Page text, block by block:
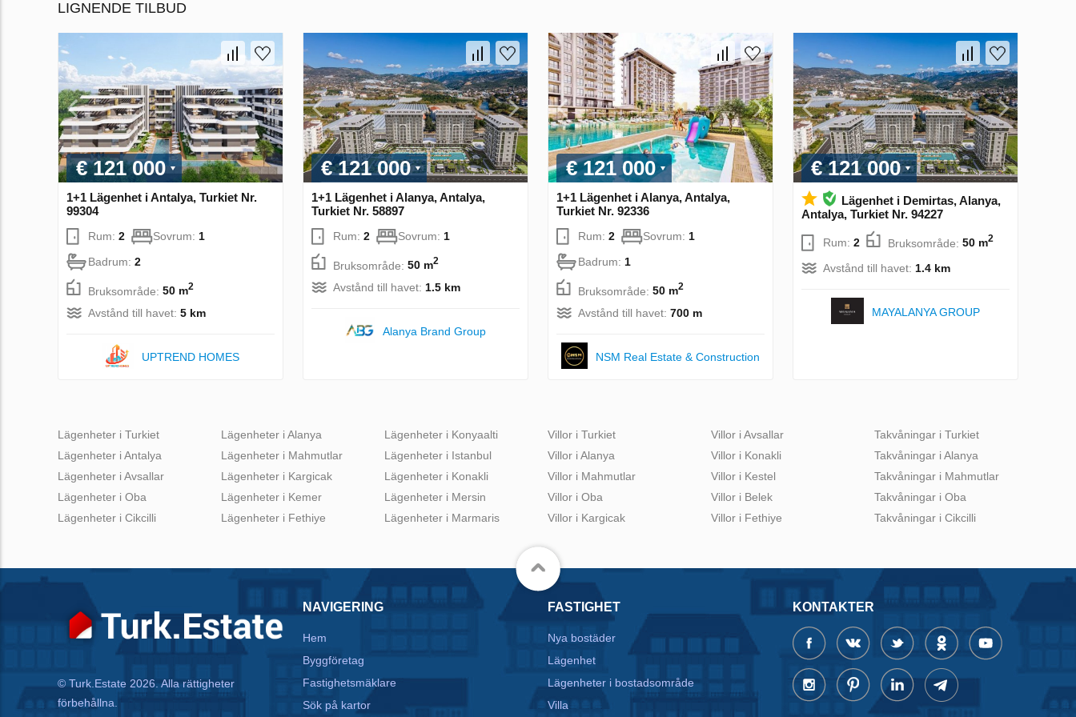
LIGNENDE TILBUD
€ 121 000
1+1 Lägenhet i Antalya, Turkiet Nr.
99304
Rum: 2 Sovrum: 1
Badrum: 2
Bruksområde: 50 m2
Avstånd till havet: 5 km
UPTREND HOMES
€ 121 000
1+1 Lägenhet i Alanya, Antalya,
Turkiet Nr. 58897
Rum: 2 Sovrum: 1
Bruksområde: 50 m2
Avstånd till havet: 1.5 km
Alanya Brand Group
€ 121 000
1+1 Lägenhet i Alanya, Antalya,
Turkiet Nr. 92336
Rum: 2 Sovrum: 1
Badrum: 1
Bruksområde: 50 m2
Avstånd till havet: 700 m
NSM Real Estate & Construction
€ 121 000
Lägenhet i Demirtas, Alanya,
Antalya, Turkiet Nr. 94227
Rum: 2 Bruksområde: 50 m2
Avstånd till havet: 1.4 km
MAYALANYA GROUP
Lägenheter i Turkiet
Lägenheter i Antalya
Lägenheter i Avsallar
Lägenheter i Oba
Lägenheter i Cikcilli
Lägenheter i Alanya
Lägenheter i Mahmutlar
Lägenheter i Kargicak
Lägenheter i Kemer
Lägenheter i Fethiye
Lägenheter i Konyaalti
Lägenheter i Istanbul
Lägenheter i Konakli
Lägenheter i Mersin
Lägenheter i Marmaris
Villor i Turkiet
Villor i Alanya
Villor i Mahmutlar
Villor i Oba
Villor i Kargicak
Villor i Avsallar
Villor i Konakli
Villor i Kestel
Villor i Belek
Villor i Fethiye
Takvåningar i Turkiet
Takvåningar i Alanya
Takvåningar i Mahmutlar
Takvåningar i Oba
Takvåningar i Cikcilli
© Turk.Estate 2026. Alla rättigheter
förbehållna.
NAVIGERING
Hem
Byggföretag
Fastighetsmäklare
Sök på kartor
FASTIGHET
Nya bostäder
Lägenhet
Lägenheter i bostadsområde
Villa
KONTAKTER